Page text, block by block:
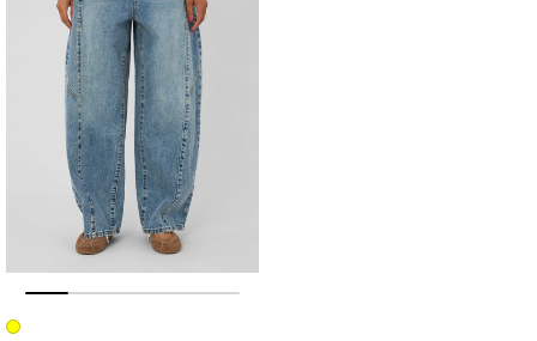
Image précédente
Image suivante